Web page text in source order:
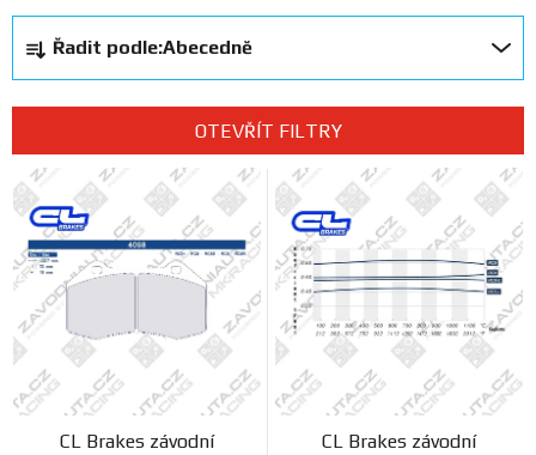
a
katalogy
Prodejny
a
z
n
í
p
r
o
u
k
t
Řadit podle:Abecedně
OTEVŘÍT FILTRY
i
s
p
r
o
d
CL Brakes závodní
CL Brakes závodní